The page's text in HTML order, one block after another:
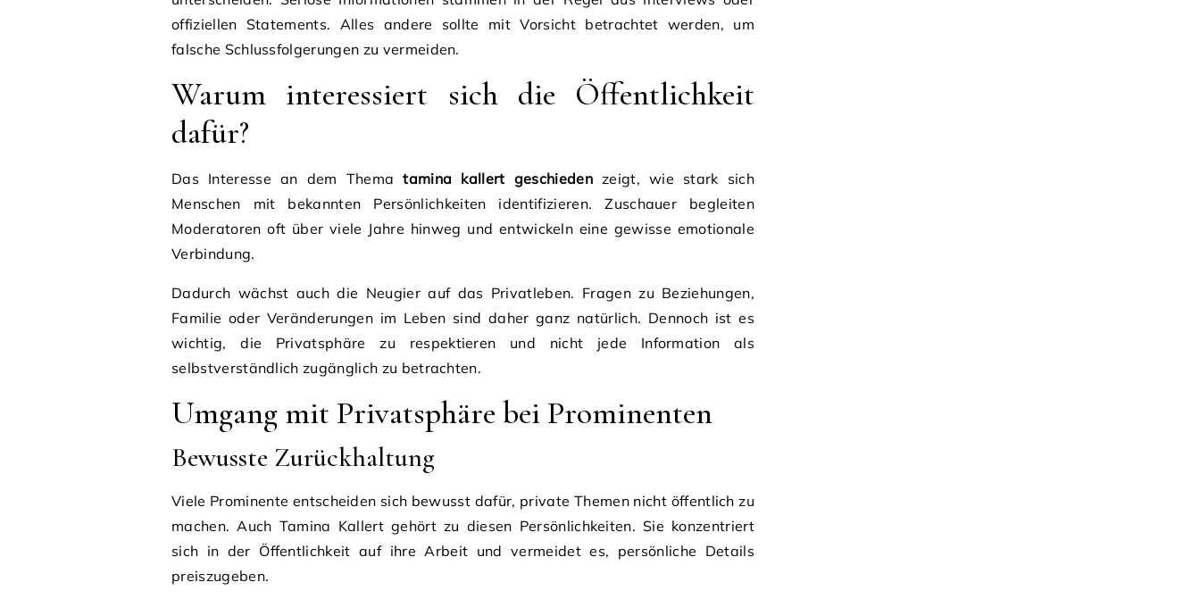
offiziellen Statements. Alles andere sollte mit Vorsicht betrachtet werden, um
falsche Schlussfolgerungen zu vermeiden.
Warum interessiert sich die Öffentlichkeit
dafür?
Das Interesse an dem Thematamina kallert geschiedenzeigt, wie stark sich
Menschen mit bekannten Persönlichkeiten identifizieren. Zuschauer begleiten
Moderatoren oft über viele Jahre hinweg und entwickeln eine gewisse emotionale
Verbindung.
Dadurch wächst auch die Neugier auf das Privatleben. Fragen zu Beziehungen,
Familie oder Veränderungen im Leben sind daher ganz natürlich. Dennoch ist es
wichtig, die Privatsphäre zu respektieren und nicht jede Information als
selbstverständlich zugänglich zu betrachten.
Umgang mit Privatsphäre bei Prominenten
Bewusste Zurückhaltung
Viele Prominente entscheiden sich bewusst dafür, private Themen nicht öffentlich zu
machen. Auch Tamina Kallert gehört zu diesen Persönlichkeiten. Sie konzentriert
sich in der Öffentlichkeit auf ihre Arbeit und vermeidet es, persönliche Details
preiszugeben.